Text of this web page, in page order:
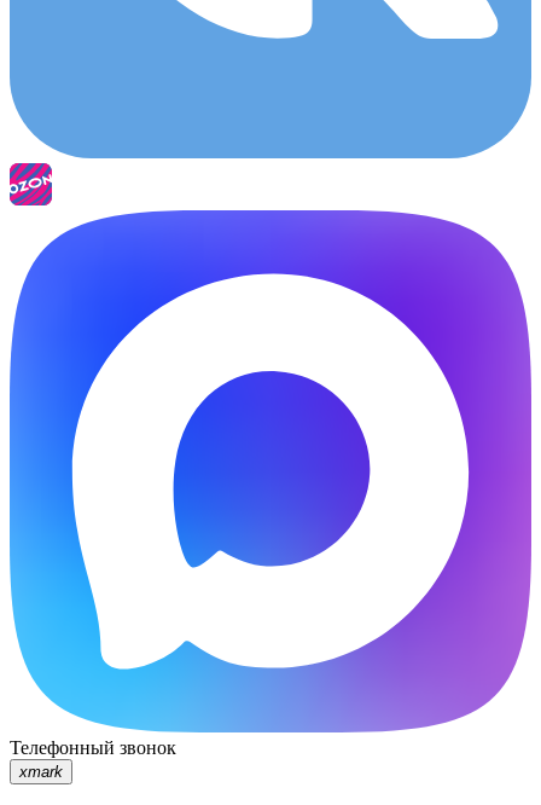
Телефонный звонок
xmark